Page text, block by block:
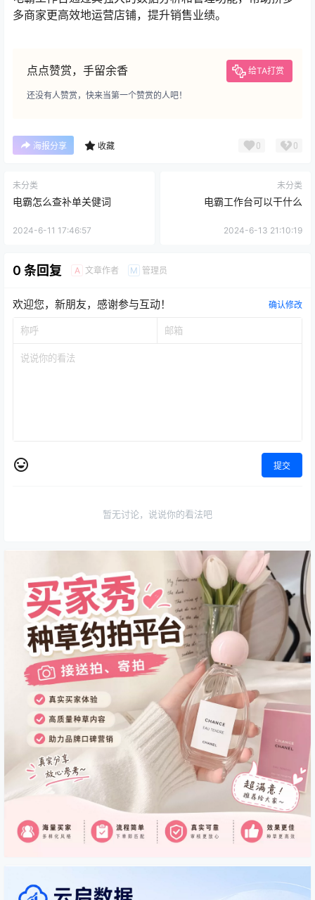
多商家更高效地运营店铺，提升销售业绩。
点点赞赏，手留余香 给TA打赏
还没有人赞赏，快来当第一个赞赏的人吧！
海报分享 收藏 0 0
未分类
电霸怎么查补单关健词
2024-6-11 17:46:57
未分类
电霸工作台可以干什么
2024-6-13 21:10:19
0 条回复 A 文章作者 M 管理员
欢迎您，新朋友，感谢参与互动！ 确认修改
提交
暂无讨论，说说你的看法吧